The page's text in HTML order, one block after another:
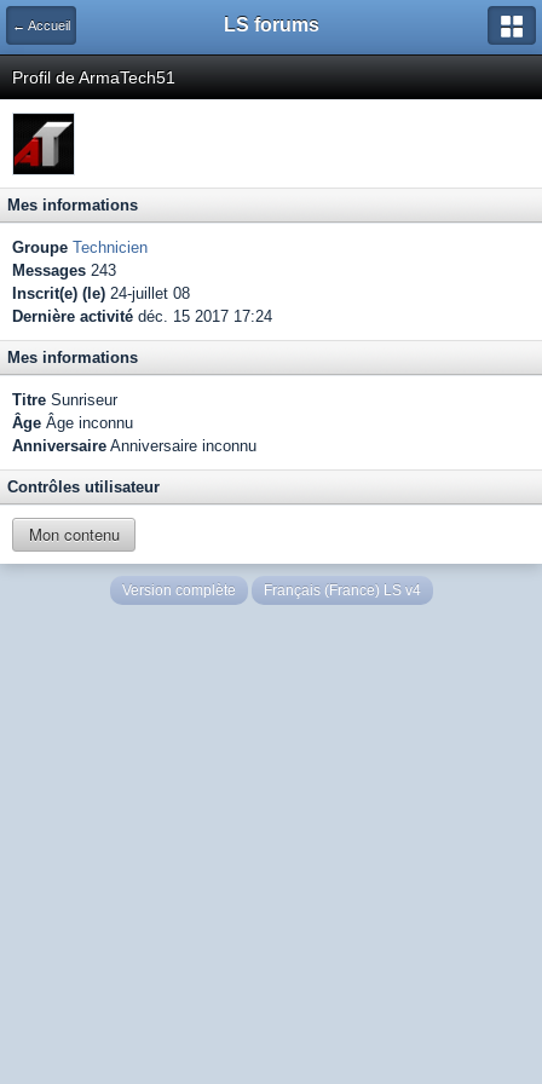
← Accueil LS forums
Profil de ArmaTech51
Mes informations
Groupe Technicien
Messages 243
Inscrit(e) (le) 24-juillet 08
Dernière activité déc. 15 2017 17:24
Mes informations
Titre Sunriseur
Âge Âge inconnu
Anniversaire Anniversaire inconnu
Contrôles utilisateur
Mon contenu
Version complète Français (France) LS v4